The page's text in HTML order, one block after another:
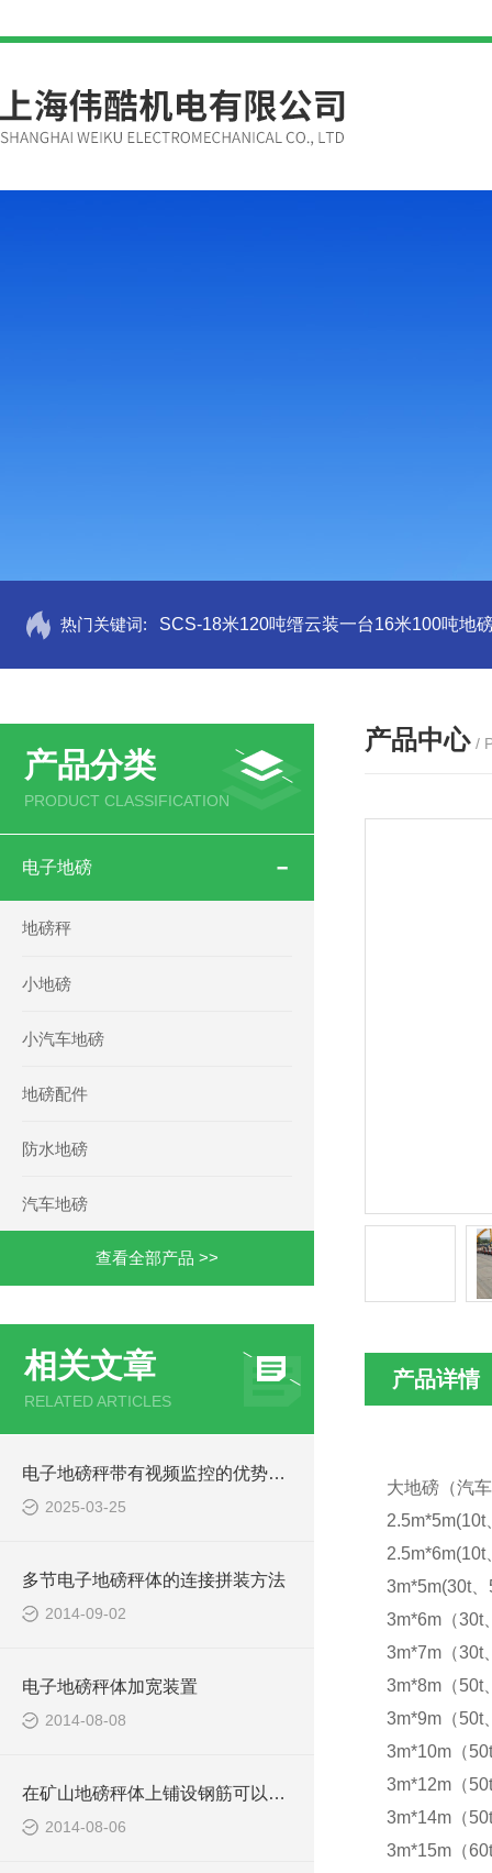
热门关键词: SCS-18米120吨缙云装一台16米100吨地
产品分类
PRODUCT CLASSIFICATION
电子地磅
地磅秤
小地磅
小汽车地磅
地磅配件
防水地磅
汽车地磅
查看全部产品 >>
相关文章
RELATED ARTICLES
电子地磅秤带有视频监控的优势和重要性
2025-03-25
多节电子地磅秤体的连接拼装方法
2014-09-02
电子地磅秤体加宽装置
2014-08-08
在矿山地磅秤体上铺设钢筋可以防滑
2014-08-06
产品中心 /
产品详情
大地磅（汽
2.5m*5m(10t
2.5m*6m(10t
3m*5m(30t、
3m*6m（30t
3m*7m（30t
3m*8m（50t
3m*9m（50t
3m*10m（
3m*12m（
3m*14m（
3m*15m（